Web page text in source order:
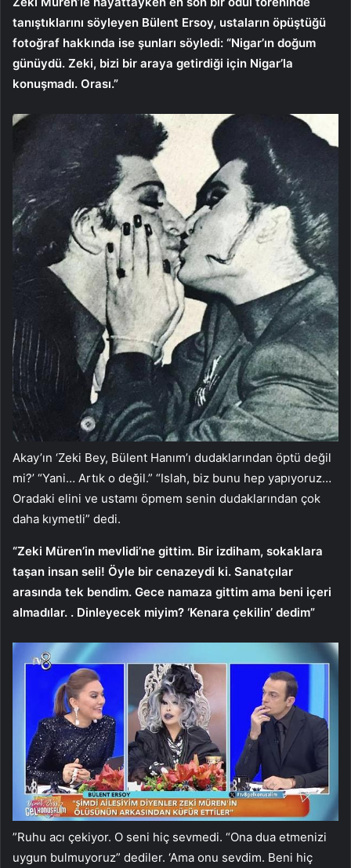
tanıştıklarını söyleyen Bülent Ersoy, ustaların öpüştüğü
fotoğraf hakkında ise şunları söyledi: “Nigar’ın doğum
günüydü. Zeki, bizi bir araya getirdiği için Nigar’la
konuşmadı. Orası.”
Akay’ın ‘Zeki Bey, Bülent Hanım’ı dudaklarından öptü değil
mi?’ “Yani… Artık o değil.” “Islah, biz bunu hep yapıyoruz…
Oradaki elini ve ustamı öpmem senin dudaklarından çok
daha kıymetli” dedi.
“Zeki Müren’in mevlidi’ne gittim. Bir izdiham, sokaklara
taşan insan seli! Öyle bir cenazeydi ki. Sanatçılar
arasında tek bendim. Gece namaza gittim ama beni içeri
almadılar. . Dinleyecek miyim? ‘Kenara çekilin’ dedim”
”Ruhu acı çekiyor. O seni hiç sevmedi. “Ona dua etmenizi
uygun bulmuyoruz” dediler. ‘Ama onu sevdim. Beni hiç